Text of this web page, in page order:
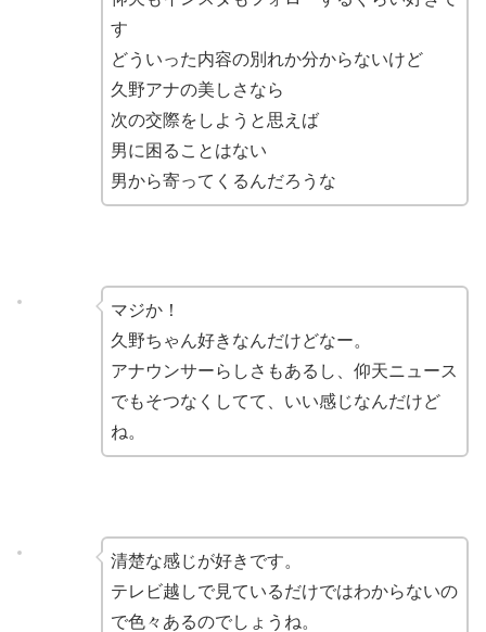
す
どういった内容の別れか分からないけど
久野アナの美しさなら
次の交際をしようと思えば
男に困ることはない
男から寄ってくるんだろうな
マジか！
久野ちゃん好きなんだけどなー。
アナウンサーらしさもあるし、仰天ニュース
でもそつなくしてて、いい感じなんだけど
ね。
清楚な感じが好きです。
テレビ越しで見ているだけではわからないの
で色々あるのでしょうね。